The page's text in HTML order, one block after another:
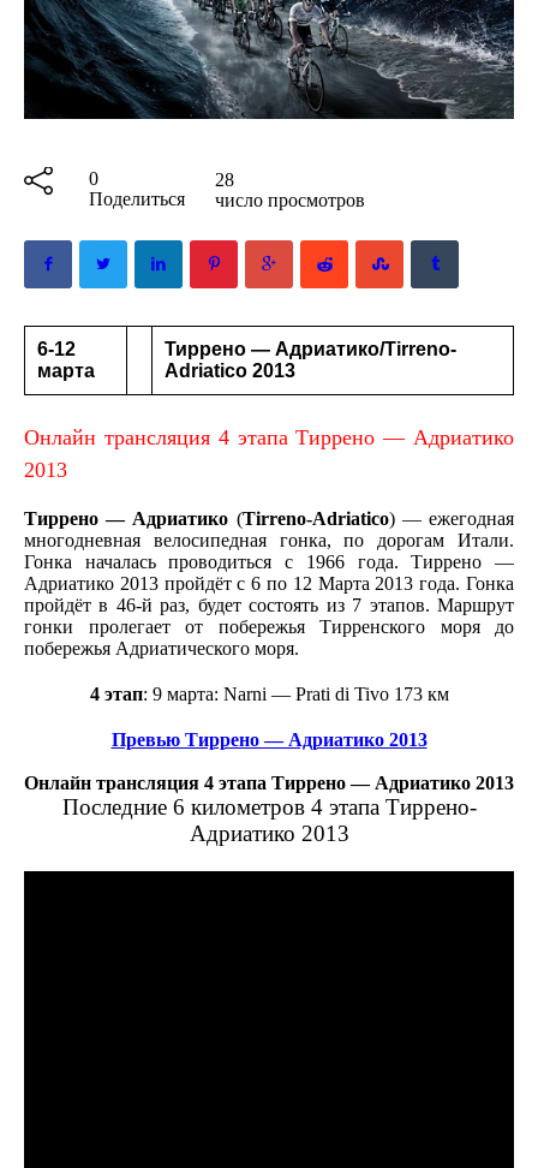
0
Поделиться
28
число просмотров
6-12
марта
Тиррено — Адриатико/Tirreno-
Adriatico 2013
Онлайн трансляция4 этапа Тиррено — Адриатико
2013
Тиррено — Адриатико (Tirreno-Adriatico) — ежегодная
многодневная велосипедная гонка, по дорогам Итали.
Гонка началась проводиться с 1966 года. Тиррено —
Адриатико 2013 пройдёт с 6 по 12 Марта 2013 года. Гонка
пройдёт в 46-й раз, будет состоять из 7 этапов. Маршрут
гонки пролегает от побережья Тирренского моря до
побережья Адриатического моря.
4 этап: 9 марта: Narni — Prati di Tivo 173 км
Превью Тиррено — Адриатико 2013
Онлайн трансляция 4 этапа Тиррено — Адриатико 2013
Последние 6 километров 4 этапа Тиррено-
Адриатико 2013